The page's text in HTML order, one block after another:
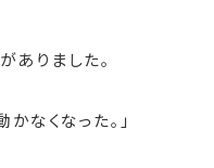
ありました。
なくなった。」